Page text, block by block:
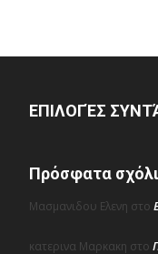
ΕΠΙΛΟΓΈΣ
Πρόσφατα
Μασμανιδου Ελενη στο
κατερινα Μαρκακη στο